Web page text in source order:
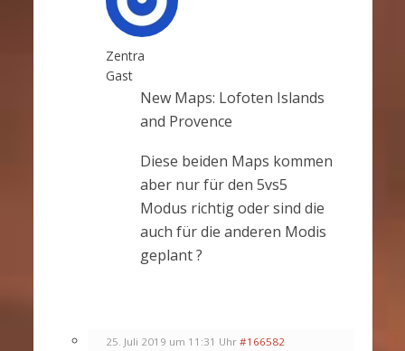
Zentra
Gast
New Maps: Lofoten Islands
and Provence
Diese beiden Maps kommen
aber nur für den 5vs5
Modus richtig oder sind die
auch für die anderen Modis
geplant ?
25. Juli 2019 um 11:31 Uhr #166582